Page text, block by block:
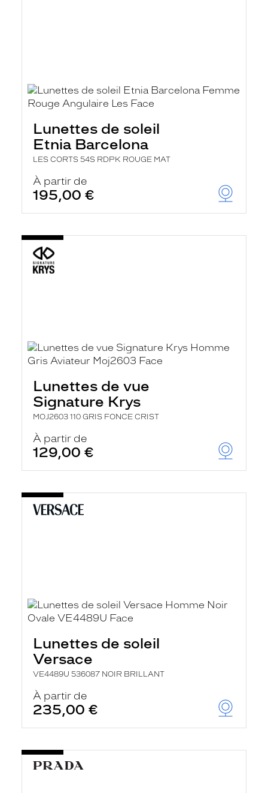
Lunettes de soleil
Etnia Barcelona
LES CORTS 54S RDPK ROUGE MAT
À partir de
195,00 €
Lunettes de vue
Signature Krys
MOJ2603 110 GRIS FONCE CRIST
À partir de
129,00 €
Lunettes de soleil
Versace
VE4489U 536087 NOIR BRILLANT
À partir de
235,00 €